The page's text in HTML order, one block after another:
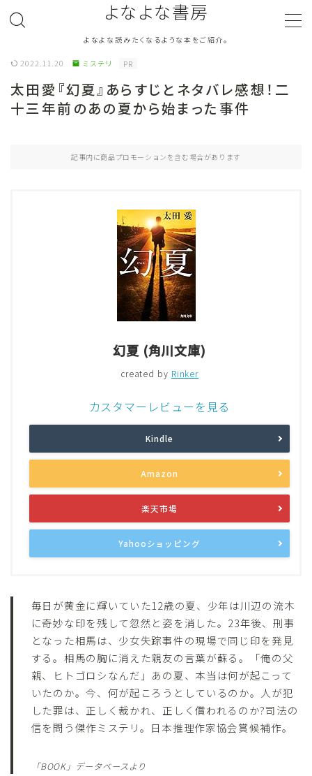
よなよな書房
よなよな読みたくなるような本をご紹介。
ジャンル Genre
Evaluation
読書をより楽しむ Good Reading
2022.11.20 ミステリ PR
太田愛『幻夏』あらすじとネタバレ感想！二
十三年前のあの夏から始まった事件
記事内に商品プロモーションを含む場合があります
幻夏 (角川文庫)
created by Rinker
カスタマーレビューを見る
Kindle
Amazon
楽天市場
Yahooショッピング
毎日が黄金に輝いていた12歳の夏、少年は川辺の流木
に奇妙な印を残して忽然と姿を消した。23年後、刑事
となった相馬は、少女失踪事件の現場で同じ印を発見
する。相馬の胸に消えた親友の言葉が蘇る。「俺の父
親、ヒトゴロシなんだ」あの夏、本当は何が起こって
いたのか。今、何が起ころうとしているのか。人が犯
した罪は、正しく裁かれ、正しく償われるのか?司法の
信を問う傑作ミステリ。日本推理作家協会賞候補作。
「BOOK」データベースより